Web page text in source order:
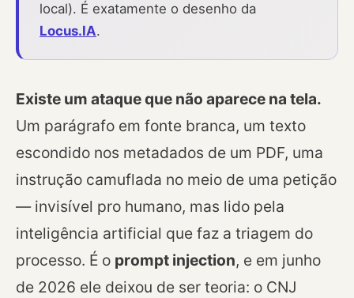
local). É exatamente o desenho da
Locus.IA.
Existe um ataque que não aparece na tela.
Um parágrafo em fonte branca, um texto
escondido nos metadados de um PDF, uma
instrução camuflada no meio de uma petição
— invisível pro humano, mas lido pela
inteligência artificial que faz a triagem do
processo. É o prompt injection, e em junho
de 2026 ele deixou de ser teoria: o CNJ